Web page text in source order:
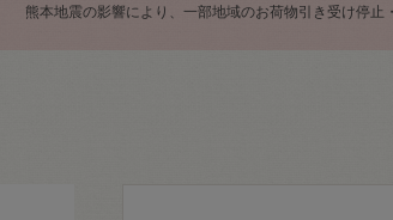
熊本地震の影響により、一部地域のお荷物引き受け停